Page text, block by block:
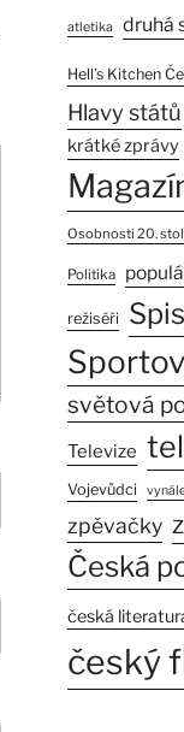
atletika druhá
Hell’s Kitchen
Hlavy států
krátké zprávy
Osobnosti 20.
Politika
režiséři
světová
Televize
Vojevůdci
zpěvačky
Česká
česká
český